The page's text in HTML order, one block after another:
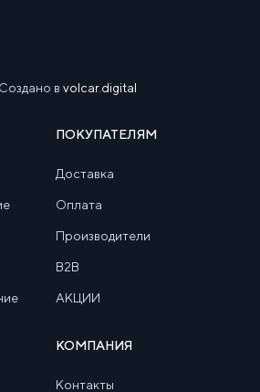
в volcar.digital
ПОКУПАТЕЛЯМ
Доставка
Оплата
Производители
B2B
АКЦИИ
КОМПАНИЯ
Контакты